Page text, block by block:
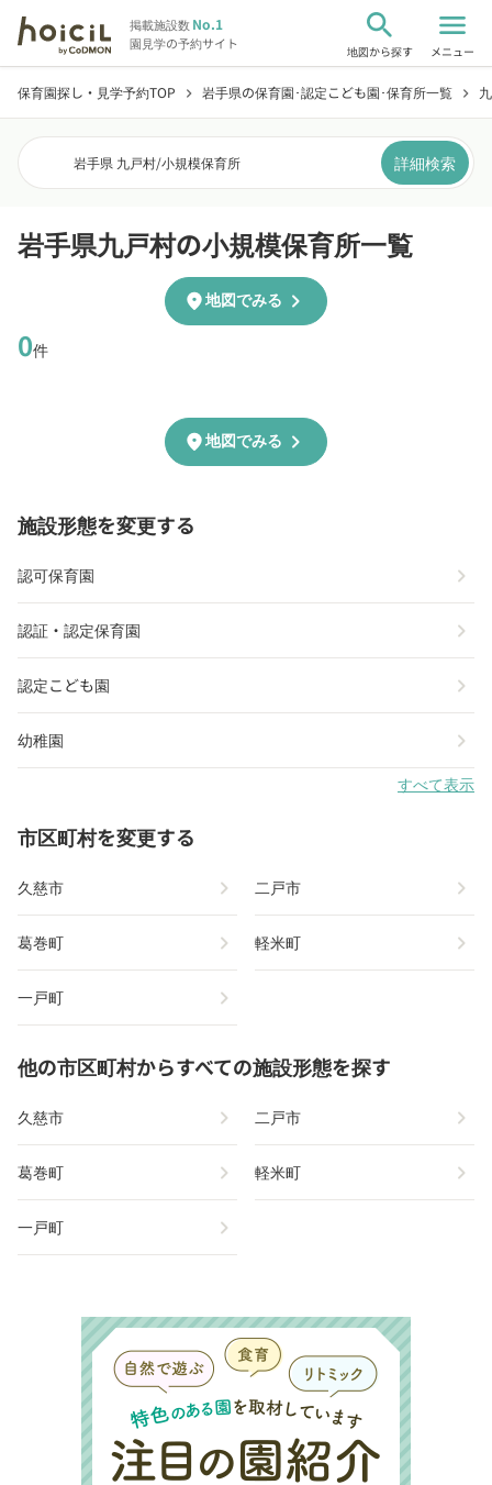
掲載施設数No.1
園見学の予約サイト
search
地図から探す
menu
メニュー
保育園探し・見学予約TOP chevron_right 岩手県の保育園･認定こども園･保育所一覧 chevron_right
岩手県 九戸村/小規模保育所 詳細検索
岩手県九戸村の小規模保育所一覧
0件
location_on地図でみる chevron_right
location_on地図でみる chevron_right
施設形態を変更する
認可保育園 chevron_right
認証・認定保育園 chevron_right
認定こども園 chevron_right
幼稚園 chevron_right
すべて表示
市区町村を変更する
久慈市 chevron_right 二戸市 chevron_right
葛巻町 chevron_right 軽米町 chevron_right
一戸町 chevron_right
他の市区町村からすべての施設形態を探す
久慈市 chevron_right 二戸市 chevron_right
葛巻町 chevron_right 軽米町 chevron_right
一戸町 chevron_right